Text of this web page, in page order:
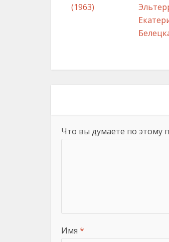
(1963)
Что вы думаете по этому
Имя *